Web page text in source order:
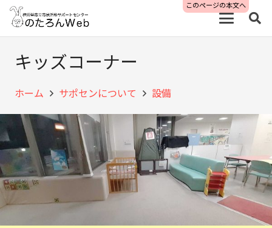
このページの本文へ
キッズコーナー
ホーム サポセンについて 設備